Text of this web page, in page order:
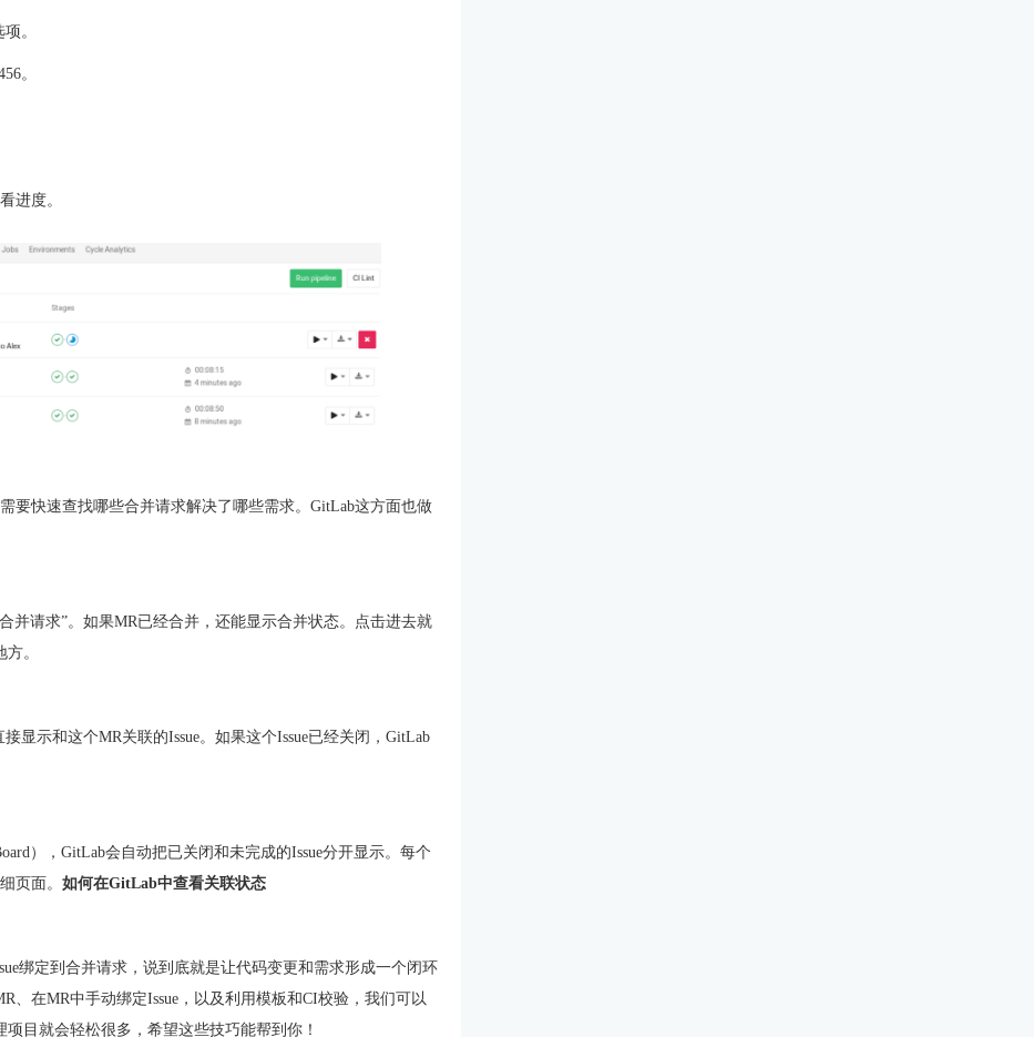
。
。
进度。
要快速查找哪些合并请求解决了哪些需求。GitLab这方面也做
并请求”。如果MR已经合并，还能显示合并状态。点击进去就
。
显示和这个MR关联的Issue。如果这个Issue已经关闭，GitLab
），GitLab会自动把已关闭和未完成的Issue分开显示。每个
页面。 如何在GitLab中查看关联状态
绑定到合并请求，说到底就是让代码变更和需求形成一个闭环
、在MR中手动绑定Issue，以及利用模板和CI校验，我们可以
目就会轻松很多，希望这些技巧能帮到你！